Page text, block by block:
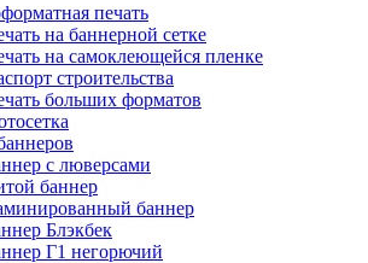
печать
на баннерной сетке
на самоклеющейся пленке
строительства
больших форматов
с люверсами
баннер
баннер
Блэкбек
Г1 негорючий